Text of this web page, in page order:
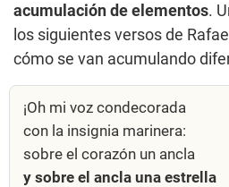
acumulación de elementos.
los siguientes versos de
cómo se van acumulando
¡Oh mi voz condecorada
con la insignia marinera:
sobre el corazón un ancla
y sobre el ancla una estrella